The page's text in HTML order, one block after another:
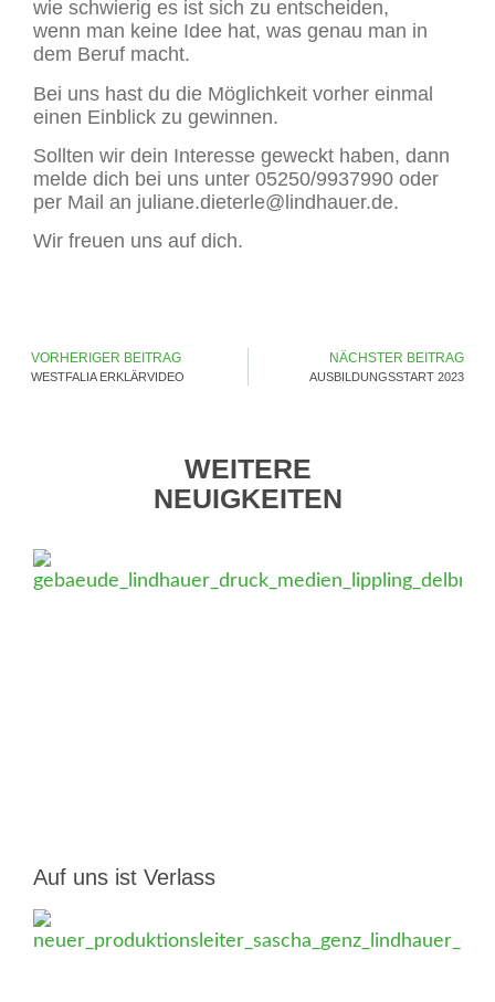
wie schwierig es ist sich zu entscheiden,
wenn man keine Idee hat, was genau man in
dem Beruf macht.
Bei uns hast du die Möglichkeit vorher einmal
einen Einblick zu gewinnen.
Sollten wir dein Interesse geweckt haben, dann
melde dich bei uns unter 05250/9937990 oder
per Mail an juliane.dieterle@lindhauer.de.
Wir freuen uns auf dich.
VORHERIGER BEITRAG
WESTFALIA ERKLÄRVIDEO
NÄCHSTER BEITRAG
AUSBILDUNGSSTART 2023
WEITERE
NEUIGKEITEN
Auf uns ist Verlass